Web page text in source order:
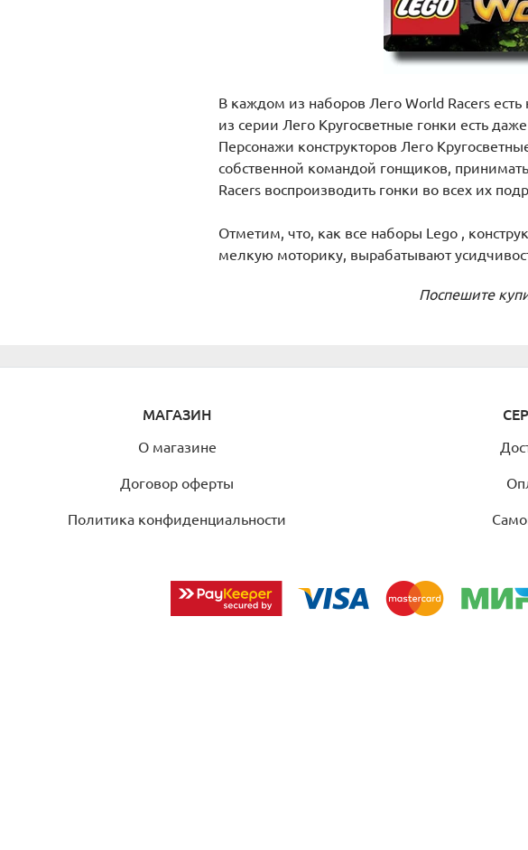
В каждом из наборов Лего World Racers
из серии Лего Кругосветные гонки есть
Персонажи конструкторов Лего
собственной командой гонщиков,
Racers воспроизводить гонки во всех их
Отметим, что, как все наборы Lego ,
мелкую моторику, вырабатывают
Поспешите
МАГАЗИН
О магазине
Договор оферты
Политика конфиденциальности